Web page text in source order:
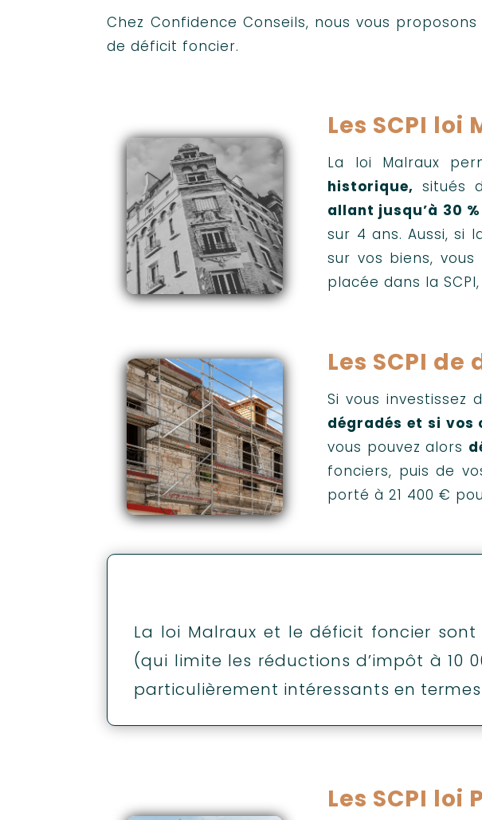
Chez Confidence Conseils, nous vous
de déficit foncier.
Les SCPI loi
La loi Malraux
historique, situés
allant jusqu’à 30
sur 4 ans. Aussi, si
sur vos biens,
placée dans la
Les SCPI
Si vous investissez
dégradés et si vos
vous pouvez alors
fonciers, puis de
porté à 21 400 €
La loi Malraux et le déficit foncier
(qui limite les réductions d’impôt à
particulièrement intéressants en
Les SCPI loi